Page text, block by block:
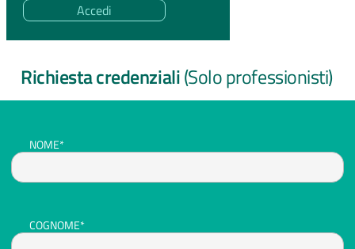
Accedi
Richiesta credenziali(Solo professionisti)
NOME*
COGNOME*